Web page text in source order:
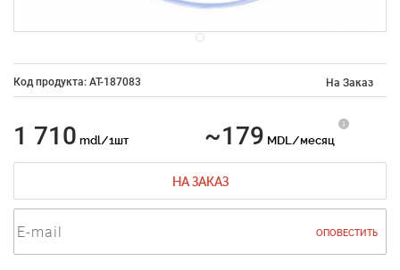
Код продукта: AT-187083 На Заказ
1 710 mdl/1шт ~179 MDL/месяц
НА ЗАКАЗ
ОПОВЕСТИТЬ